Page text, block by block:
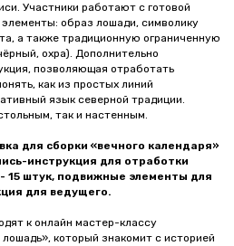
Участники работают с готовой
образ лошади, символику
а также традиционную ограниченную
охра). Дополнительно
позволяющая отработать
как из простых линий
язык северной традиции.
так и настенным.
для сборки «вечного календаря»
инструкция для отработки
15 штук, подвижные элементы для
для ведущего.
к онлайн мастер-классу
который знакомит с историей